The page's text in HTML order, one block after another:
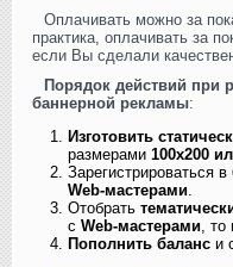
Оплачивать можно за
практика, оплачивать за
если Вы сделали
Порядок действий при
баннерной рекламы:
Изготовить
размерами 100x200
Зарегистрироваться в
Web-мастерами
Отобрать
с Web-мастерами ,
Пополнить баланс и